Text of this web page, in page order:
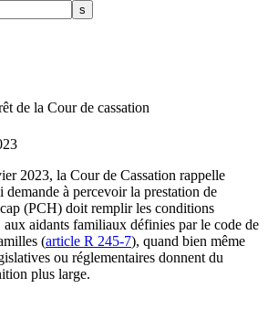
de la Cour de cassation
2023, la Cour de Cassation rappelle
demande à percevoir la prestation de
(PCH) doit remplir les conditions
aidants familiaux définies par le code de
(article R 245-7), quand bien même
ou réglementaires donnent du
plus large.